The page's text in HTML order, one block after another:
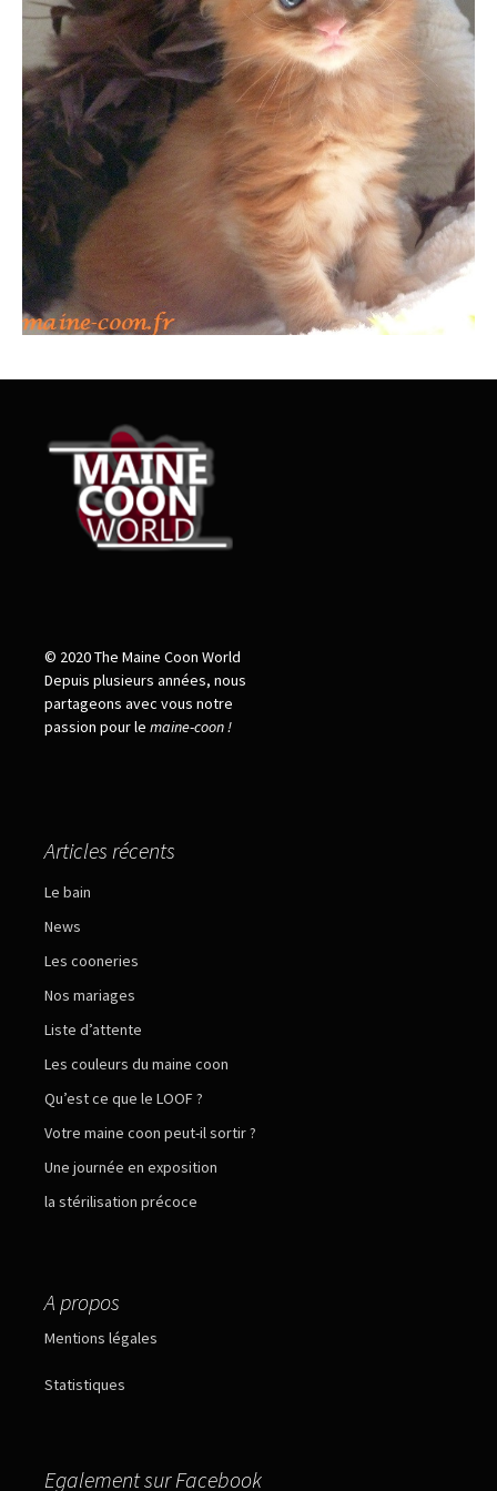
© 2020 The Maine Coon World
Depuis plusieurs années, nous
partageons avec vous notre
passion pour le maine-coon !
Articles récents
Le bain
News
Les cooneries
Nos mariages
Liste d’attente
Les couleurs du maine coon
Qu’est ce que le LOOF ?
Votre maine coon peut-il sortir ?
Une journée en exposition
la stérilisation précoce
A propos
Mentions légales
Statistiques
Egalement sur Facebook